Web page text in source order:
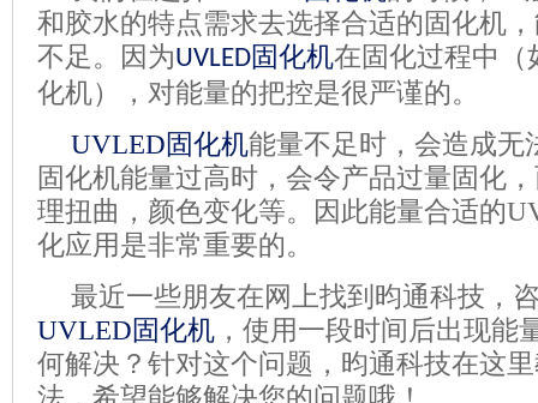
和胶水的特点需求去选择合适的固化机
不足。因为UVLED固化机在固化过程中（
化机），对能量的把控是很严谨的。
UVLED固化机能量不足时，会造成无
固化机能量过高时，会令产品过量固化
理扭曲，颜色变化等。
因此能量合适的
化应用是非常重要的。
最近一些朋友在网上找到昀通科技，
UVLED固化机 ，使用一段时间后出现能
何解决？针对这个问题，昀通科技在这